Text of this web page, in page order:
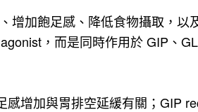
增加飽足感、降低食物攝取，以
，而是同時作用於 GIP、
增加與胃排空延緩有關；GIP